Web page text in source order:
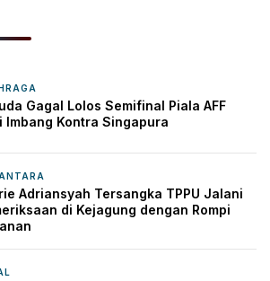
Gagal Lolos Semifinal Piala AFF
Imbang Kontra Singapura
Adriansyah Tersangka TPPU Jalani
di Kejagung dengan Rompi